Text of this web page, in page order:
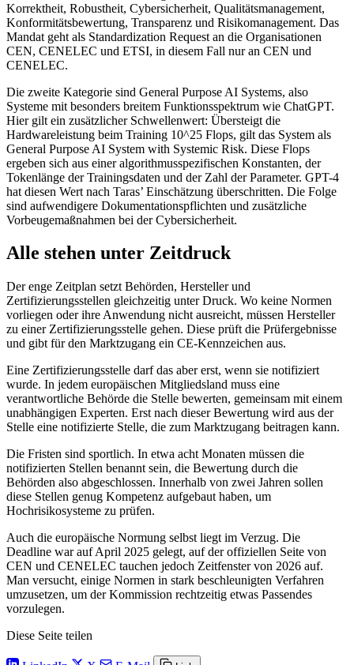
Korrektheit, Robustheit, Cybersicherheit, Qualitätsmanagement,
Konformitätsbewertung, Transparenz und Risikomanagement. Das
Mandat geht als Standardization Request an die Organisationen
CEN, CENELEC und ETSI, in diesem Fall nur an CEN und
CENELEC.
Die zweite Kategorie sind General Purpose AI Systems, also
Systeme mit besonders breitem Funktionsspektrum wie ChatGPT.
Hier gilt ein zusätzlicher Schwellenwert: Übersteigt die
Hardwareleistung beim Training 10^25 Flops, gilt das System als
General Purpose AI System with Systemic Risk. Diese Flops
ergeben sich aus einer algorithmusspezifischen Konstanten, der
Tokenlänge der Trainingsdaten und der Zahl der Parameter. GPT-4
hat diesen Wert nach Taras’ Einschätzung überschritten. Die Folge
sind aufwendigere Dokumentationspflichten und zusätzliche
Vorbeugemaßnahmen bei der Cybersicherheit.
Alle stehen unter Zeitdruck
Der enge Zeitplan setzt Behörden, Hersteller und
Zertifizierungsstellen gleichzeitig unter Druck. Wo keine Normen
vorliegen oder ihre Anwendung nicht ausreicht, müssen Hersteller
zu einer Zertifizierungsstelle gehen. Diese prüft die Prüfergebnisse
und gibt für den Marktzugang ein CE-Kennzeichen aus.
Eine Zertifizierungsstelle darf das aber erst, wenn sie notifiziert
wurde. In jedem europäischen Mitgliedsland muss eine
verantwortliche Behörde die Stelle bewerten, gemeinsam mit einem
unabhängigen Experten. Erst nach dieser Bewertung wird aus der
Stelle eine notifizierte Stelle, die zum Marktzugang beitragen kann.
Die Fristen sind sportlich. In etwa acht Monaten müssen die
notifizierten Stellen benannt sein, die Bewertung durch die
Behörden also abgeschlossen. Innerhalb von zwei Jahren sollen
diese Stellen genug Kompetenz aufgebaut haben, um
Hochrisikosysteme zu prüfen.
Auch die europäische Normung selbst liegt im Verzug. Die
Deadline war auf April 2025 gelegt, auf der offiziellen Seite von
CEN und CENELEC tauchen jedoch Zeitfenster von 2026 auf.
Man versucht, einige Normen in stark beschleunigten Verfahren
umzusetzen, um der Kommission rechtzeitig etwas Passendes
vorzulegen.
Diese Seite teilen